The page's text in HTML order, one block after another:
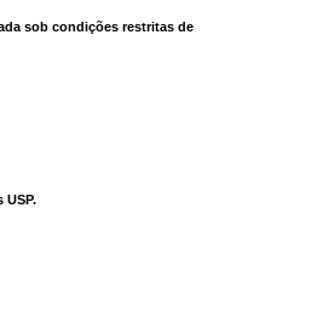
sob condições restritas de
USP.